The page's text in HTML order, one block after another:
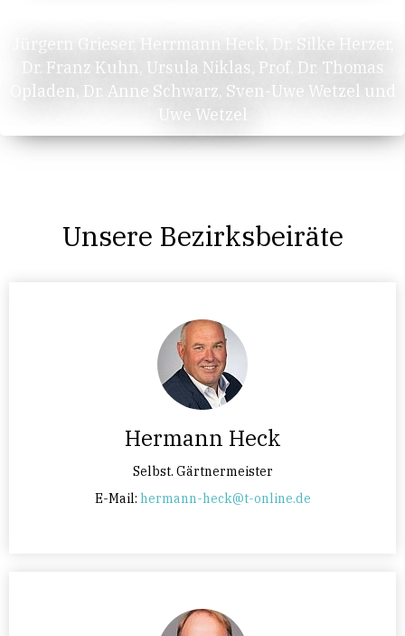
Jürgern Grieser, Herrmann Heck, Dr. Silke Herzer,
Dr. Franz Kuhn, Ursula Niklas, Prof. Dr. Thomas
Opladen, Dr. Anne Schwarz, Sven-Uwe Wetzel und
Uwe Wetzel
Unsere Bezirksbeiräte
Hermann Heck
Selbst. Gärtnermeister
E-Mail: hermann-heck@t-online.de